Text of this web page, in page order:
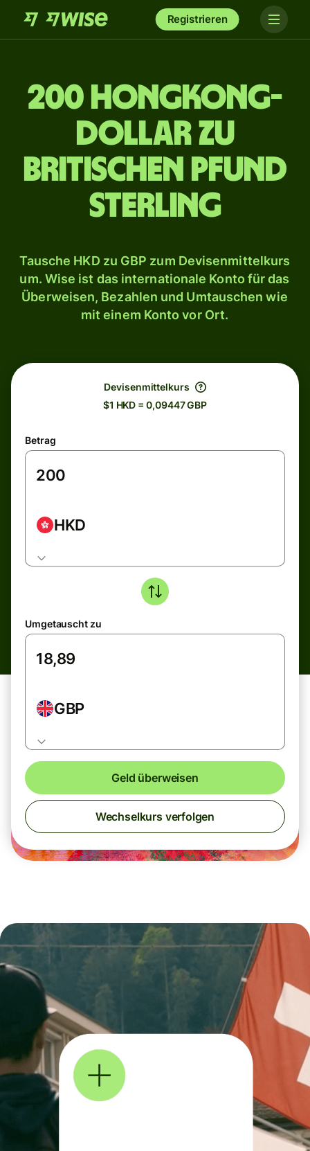
Registrieren
200 Hongkong-
Dollar zu
britischen Pfund
Sterling
Tausche HKD zu GBP zum Devisenmittelkurs
um. Wise ist das internationale Konto für das
Überweisen, Bezahlen und Umtauschen wie
mit einem Konto vor Ort.
Devisenmittelkurs
$1 HKD = 0,09447 GBP
Betrag
HKD
Umgetauscht zu
GBP
Geld überweisen
Wechselkurs verfolgen